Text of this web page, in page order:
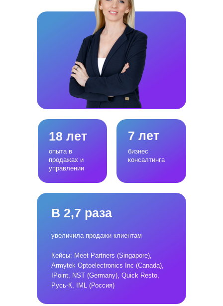
опыта в
продажах и
управлении
18 лет 7 лет
бизнес
консалтинга
увеличила продажи клиентам
Кейсы: Meet Partners (Singapore),
Armytek Оptoelectronics Inc (Canada),
IPoint, NST (Germany), Quick Resto,
Русь-К, IML (Россия)
В 2,7 раза